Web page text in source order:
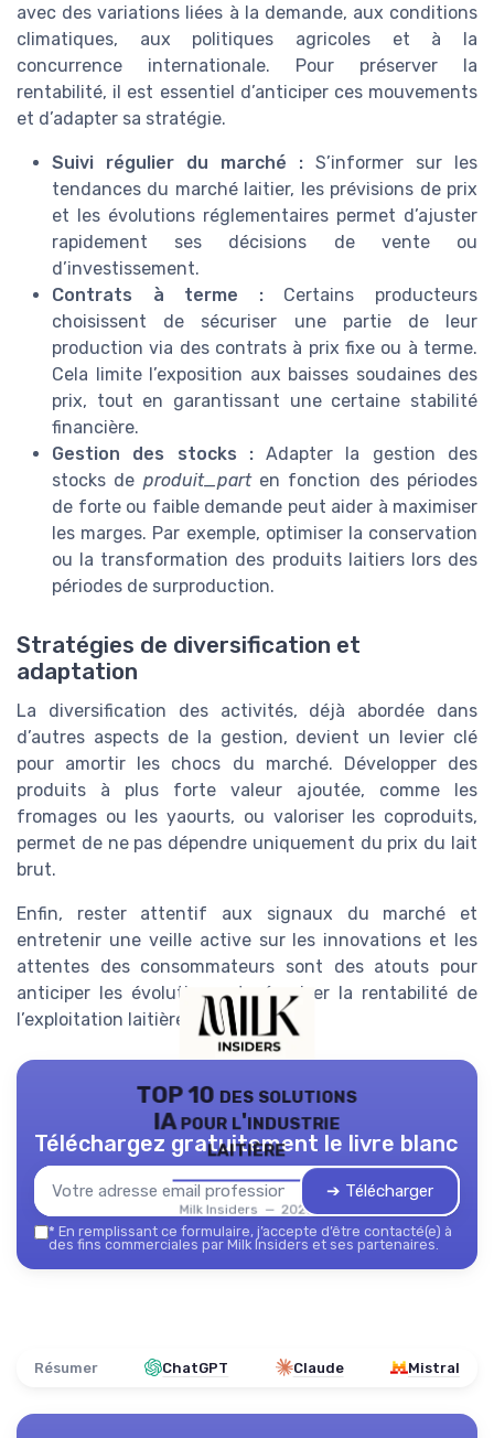
avec des variations liées à la demande, aux conditions
climatiques, aux politiques agricoles et à la
concurrence internationale. Pour préserver la
rentabilité, il est essentiel d’anticiper ces mouvements
et d’adapter sa stratégie.
Suivi régulier du marché : S’informer sur les
tendances du marché laitier, les prévisions de prix
et les évolutions réglementaires permet d’ajuster
rapidement ses décisions de vente ou
d’investissement.
Contrats à terme :Certains producteurs
choisissent de sécuriser une partie de leur
production via des contrats à prix fixe ou à terme.
Cela limite l’exposition aux baisses soudaines des
prix, tout en garantissant une certaine stabilité
financière.
Gestion des stocks :Adapter la gestion des
stocks de produit_parten fonction des périodes
de forte ou faible demande peut aider à maximiser
les marges. Par exemple, optimiser la conservation
ou la transformation des produits laitiers lors des
périodes de surproduction.
Stratégies de diversification et
adaptation
La diversification des activités, déjà abordée dans
d’autres aspects de la gestion, devient un levier clé
pour amortir les chocs du marché. Développer des
produits à plus forte valeur ajoutée, comme les
fromages ou les yaourts, ou valoriser les coproduits,
permet de ne pas dépendre uniquement du prix du lait
brut.
Enfin, rester attentif aux signaux du marché et
entretenir une veille active sur les innovations et les
attentes des consommateurs sont des atouts pour
anticiper les évolutions et sécuriser la rentabilité de
l’exploitation laitière.
TOP 10 des solutions
IA pour l'industrie
laitière
Milk Insiders — 2026
Téléchargez gratuitement le livre blanc
➔ Télécharger
* En remplissant ce formulaire, j’accepte d’être contacté(e) à
des fins commerciales par Milk Insiders et ses partenaires.
Résumer ChatGPT Claude Mistral